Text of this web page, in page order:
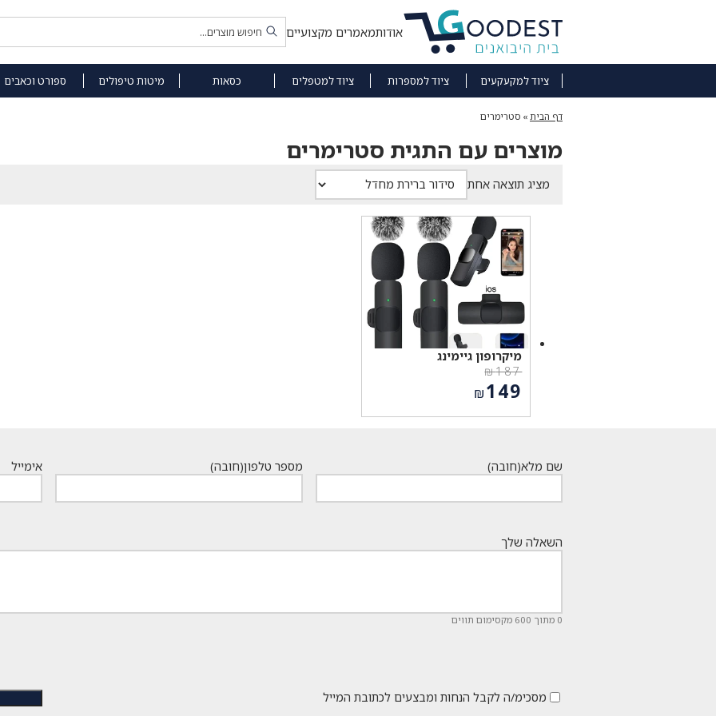
אודותמאמרים מקצועיים
ציוד למקעקעים ציוד למספרות ציוד למטפלים כסאות מיטות טיפולים ספורט וכאבים
דף הבית » סטרימרים
מוצרים עם התגית סטרימרים
מציג תוצאה אחת
מיקרופון גיימינג
₪187
המחיר
המקורי
היה:
₪149
שם מלא(חובה) מספר טלפון(חובה) אימייל
השאלה שלך
0 מתוך 600 מקסימום תווים
מסכימ/ה לקבל הנחות ומבצעים לכתובת המייל